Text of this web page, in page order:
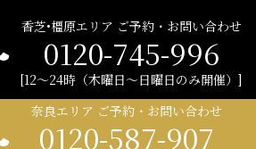
奈良エリア ご予約・お問い合わせ
0120-587-907
香芝•橿原エリア ご予約・お問い合わせ
0120-745-996
12〜24時（木曜日〜日曜日のみ開催）
民間広告支援機構 © 2021